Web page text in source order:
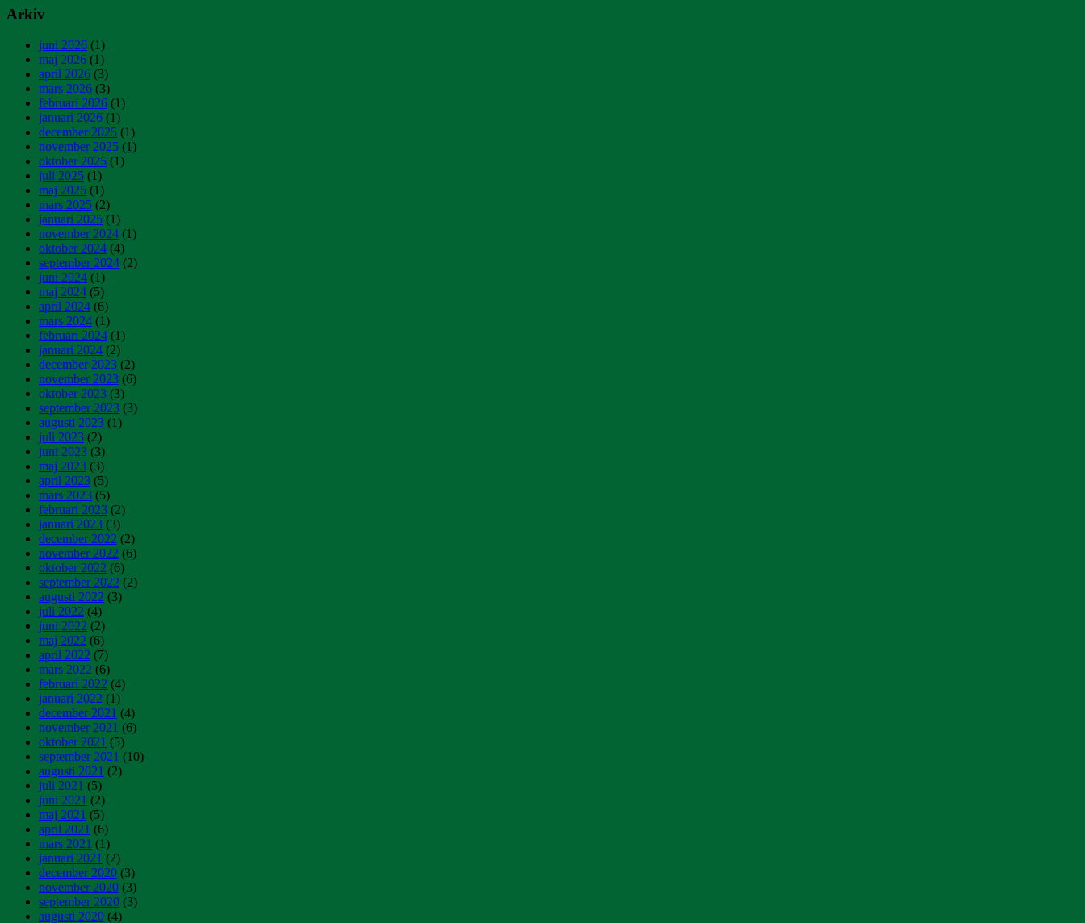
Arkiv
juni 2026 (1)
maj 2026 (1)
april 2026 (3)
mars 2026 (3)
februari 2026 (1)
januari 2026 (1)
december 2025 (1)
november 2025 (1)
oktober 2025 (1)
juli 2025 (1)
maj 2025 (1)
mars 2025 (2)
januari 2025 (1)
november 2024 (1)
oktober 2024 (4)
september 2024 (2)
juni 2024 (1)
maj 2024 (5)
april 2024 (6)
mars 2024 (1)
februari 2024 (1)
januari 2024 (2)
december 2023 (2)
november 2023 (6)
oktober 2023 (3)
september 2023 (3)
augusti 2023 (1)
juli 2023 (2)
juni 2023 (3)
maj 2023 (3)
april 2023 (5)
mars 2023 (5)
februari 2023 (2)
januari 2023 (3)
december 2022 (2)
november 2022 (6)
oktober 2022 (6)
september 2022 (2)
augusti 2022 (3)
juli 2022 (4)
juni 2022 (2)
maj 2022 (6)
april 2022 (7)
mars 2022 (6)
februari 2022 (4)
januari 2022 (1)
december 2021 (4)
november 2021 (6)
oktober 2021 (5)
september 2021 (10)
augusti 2021 (2)
juli 2021 (5)
juni 2021 (2)
maj 2021 (5)
april 2021 (6)
mars 2021 (1)
januari 2021 (2)
december 2020 (3)
november 2020 (3)
september 2020 (3)
augusti 2020 (4)